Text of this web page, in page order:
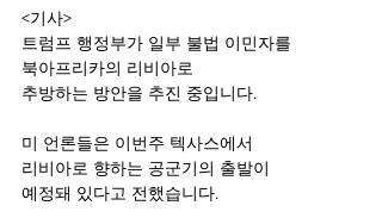
<기사>
트럼프 행정부가 일부 불법 이민자를
북아프리카의 리비아로
추방하는 방안을 추진 중입니다.
미 언론들은 이번주 텍사스에서
리비아로 향하는 공군기의 출발이
예정돼 있다고 전했습니다.